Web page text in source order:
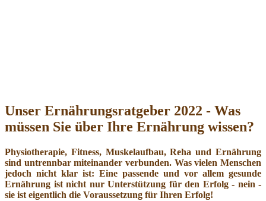
Unser Ernährungsratgeber 2022 - Was
müssen Sie über Ihre Ernährung wissen?
Physiotherapie, Fitness, Muskelaufbau, Reha und Ernährung
sind untrennbar miteinander verbunden. Was vielen Menschen
jedoch nicht klar ist: Eine passende und vor allem gesunde
Ernährung ist nicht nur Unterstützung für den Erfolg - nein -
sie ist eigentlich die Voraussetzung für Ihren Erfolg!